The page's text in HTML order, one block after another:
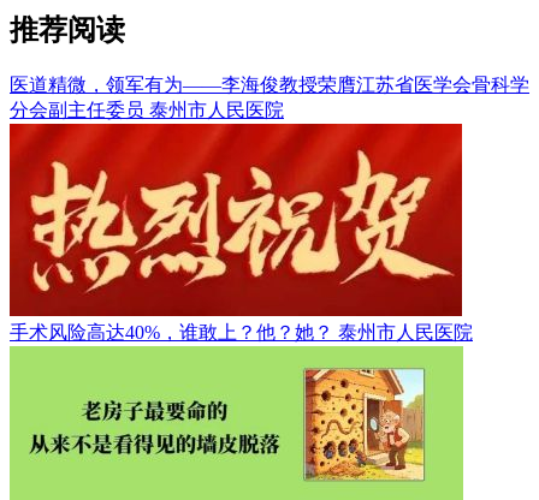
推荐阅读
医道精微，领军有为——李海俊教授荣膺江苏省医学会骨科学
分会副主任委员 泰州市人民医院
手术风险高达40%，谁敢上？他？她？ 泰州市人民医院